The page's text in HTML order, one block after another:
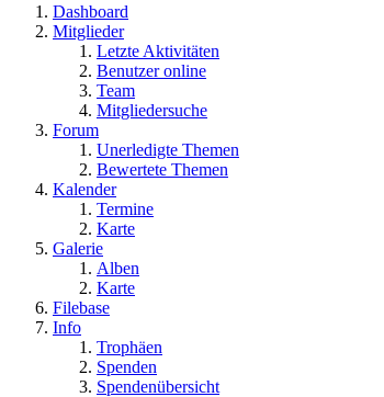
Dashboard
Mitglieder
Letzte Aktivitäten
Benutzer online
Team
Mitgliedersuche
Forum
Unerledigte Themen
Bewertete Themen
Kalender
Termine
Karte
Galerie
Alben
Karte
Filebase
Info
Trophäen
Spenden
Spendenübersicht